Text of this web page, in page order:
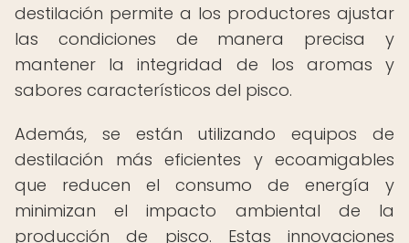
destilación permite a los productores ajustar
las condiciones de manera precisa y
mantener la integridad de los aromas y
sabores característicos del pisco.
Además, se están utilizando equipos de
destilación más eficientes y ecoamigables
que reducen el consumo de energía y
minimizan el impacto ambiental de la
producción de pisco. Estas innovaciones